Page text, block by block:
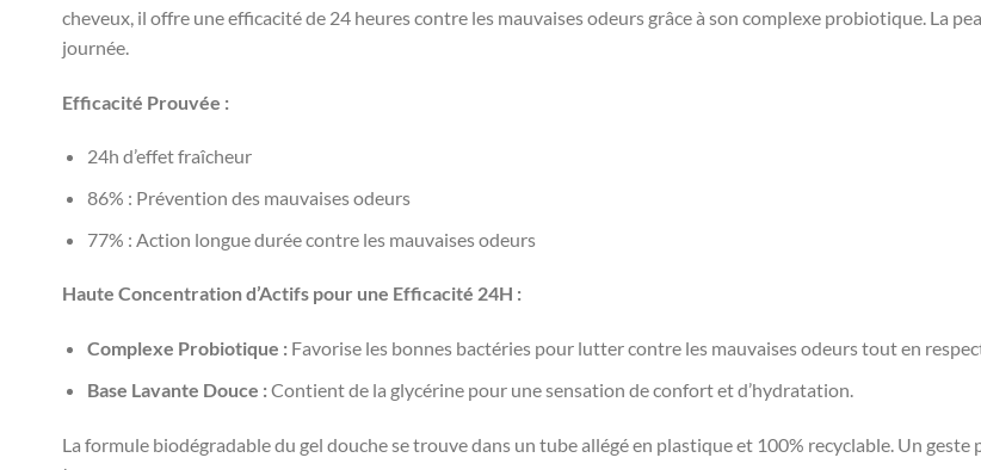
cheveux, il offre une efficacité de 24 heures contre les mauvaises odeurs grâce à son complexe probiotique. La
journée.
Efficacité Prouvée :
24h d’effet fraîcheur
86% : Prévention des mauvaises odeurs
77% : Action longue durée contre les mauvaises odeurs
Haute Concentration d’Actifs pour une Efficacité 24H :
Complexe Probiotique :Favorise les bonnes bactéries pour lutter contre les mauvaises odeurs tout en
Base Lavante Douce :Contient de la glycérine pour une sensation de confort et d’hydratation.
La formule biodégradable du gel douche se trouve dans un tube allégé en plastique et 100% recyclable. Un